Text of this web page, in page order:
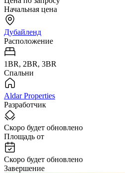
Начальная цена
Дубайленд
Расположение
1BR, 2BR, 3BR
Спальни
Aldar Properties
Разработчик
Скоро будет обновлено
Площадь от
Скоро будет обновлено
Завершение